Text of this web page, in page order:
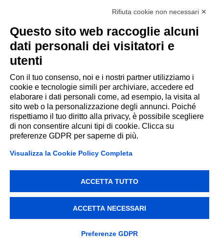
PIM
multibrand
multilingua
PIM
cos’è
Addiction srl Via Galileo Galilei 14
42027 Montecchio Emilia (RE)
©2026 All rights reserved
Rifiuta cookie non necessari ✕
Questo sito web raccoglie alcuni
dati personali dei visitatori e
utenti
Con il tuo consenso, noi e i nostri partner utilizziamo i
cookie e tecnologie simili per archiviare, accedere ed
elaborare i dati personali come, ad esempio, la visita al
sito web o la personalizzazione degli annunci. Poiché
rispettiamo il tuo diritto alla privacy, è possibile scegliere
di non consentire alcuni tipi di cookie. Clicca su
preferenze GDPR per saperne di più.
Visualizza la Cookie Policy Completa
ACCETTA TUTTO
ACCETTA NECESSARI
Preferenze GDPR